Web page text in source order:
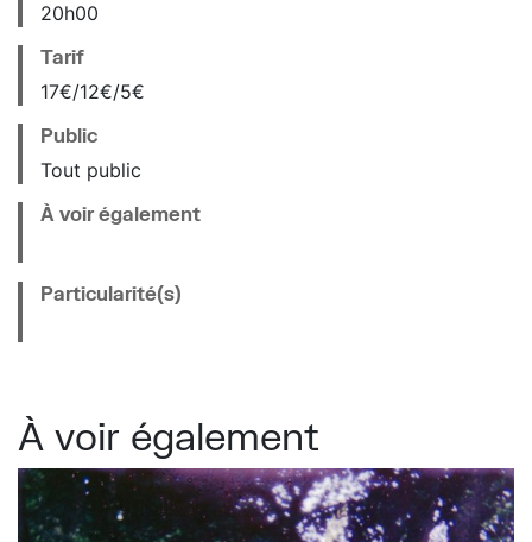
20h00
Tarif
17€/12€/5€
Public
Tout public
À voir également
Particularité(s)
À voir également